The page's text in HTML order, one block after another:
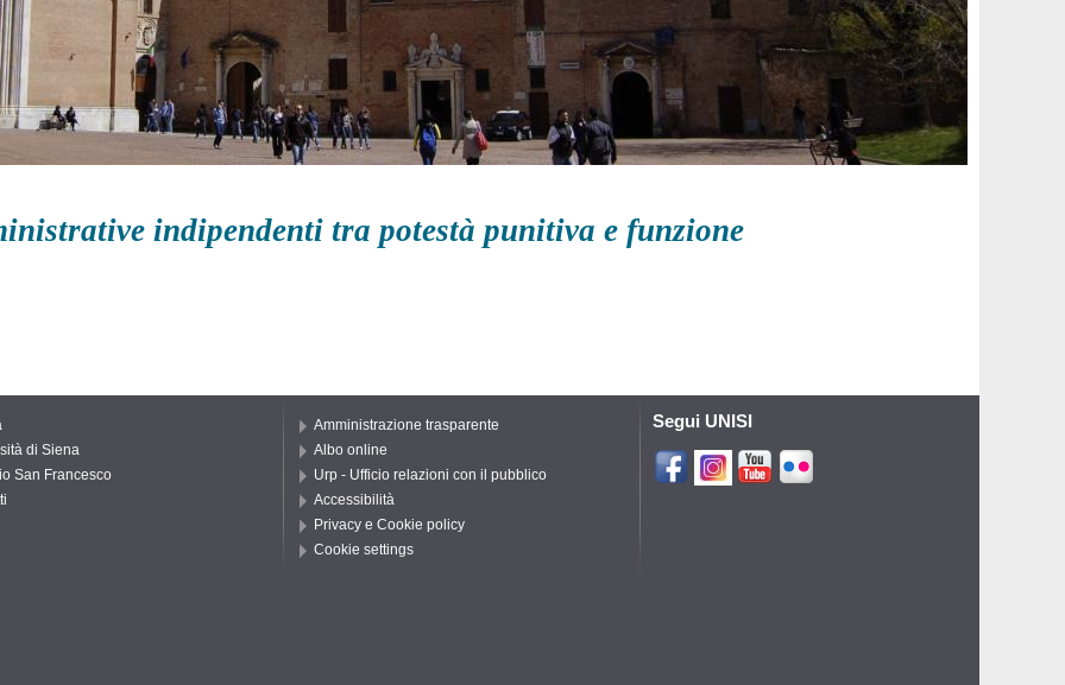
indipendenti tra potestà punitiva e funzione
di Siena
San Francesco
Amministrazione trasparente
Albo online
Urp - Ufficio relazioni con il pubblico
Accessibilità
Privacy e Cookie policy
Cookie settings
Segui UNISI